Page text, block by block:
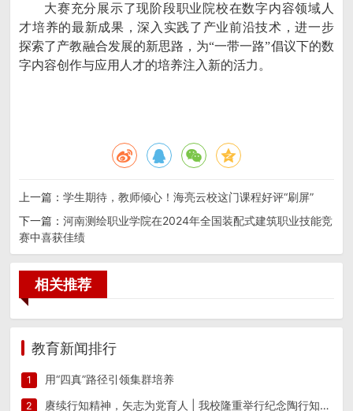
大赛充分展示了现阶段职业院校在数字内容领域人
才培养的最新成果，深入实践了产业前沿技术，进一步
探索了产教融合发展的新思路，为“一带一路”倡议下的数
字内容创作与应用人才的培养注入新的活力。
上一篇：学生期待，教师倾心！海亮云校这门课程好评“刷屏”
下一篇：河南测绘职业学院在2024年全国装配式建筑职业技能竞
赛中喜获佳绩
相关推荐
教育新闻排行
1 用“四真”路径引领集群培养
2 赓续行知精神，矢志为党育人 | 我校隆重举行纪念陶行知先生逝世八十周年活动